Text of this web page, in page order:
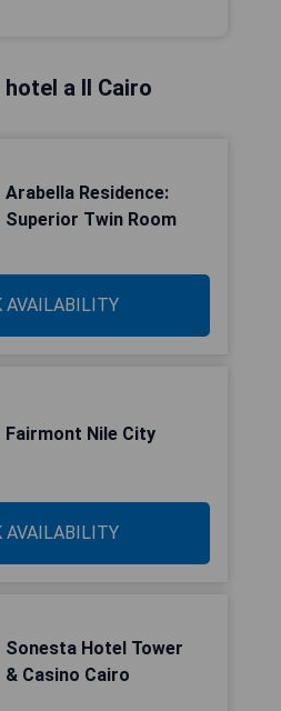
a Il Cairo
Arabella Residence:
Superior Twin Room
AVAILABILITY
Fairmont Nile City
AVAILABILITY
Sonesta Hotel Tower
& Casino Cairo